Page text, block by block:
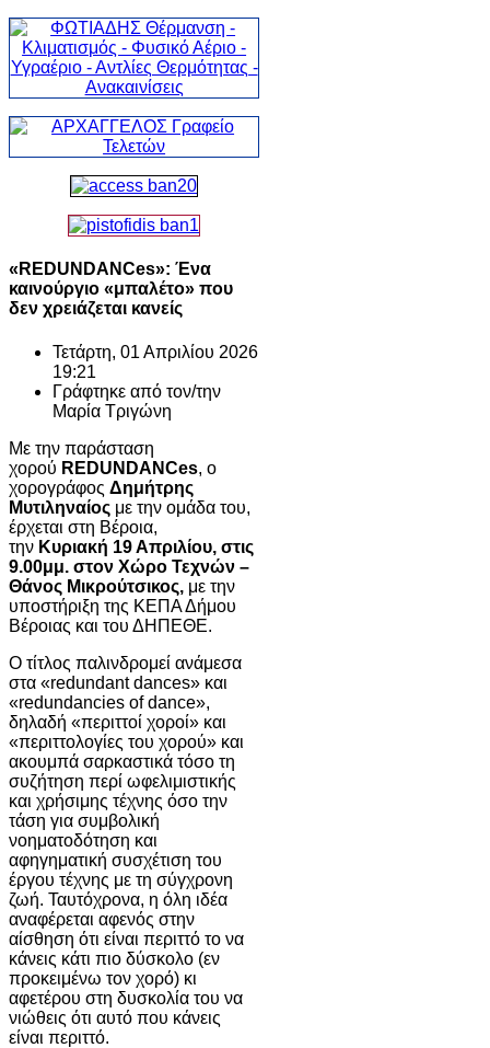
«REDUNDANCes»: Ένα
καινούργιο «μπαλέτο» που
δεν χρειάζεται κανείς
Τετάρτη, 01 Απριλίου 2026
19:21
Γράφτηκε από τον/την
Μαρία Τριγώνη
Με την παράσταση
χορού REDUNDANCes, ο
χορογράφος Δημήτρης
Μυτιληναίος με την ομάδα του,
έρχεται στη Βέροια,
την Κυριακή 19 Απριλίου, στις
9.00μμ. στον Χώρο Τεχνών –
Θάνος Μικρούτσικος, με την
υποστήριξη της ΚΕΠΑ Δήμου
Βέροιας και του ΔΗΠΕΘΕ.
Ο τίτλος παλινδρομεί ανάμεσα
στα «redundant dances» και
«redundancies of dance»,
δηλαδή «περιττοί χοροί» και
«περιττολογίες του χορού» και
ακουμπά σαρκαστικά τόσο τη
συζήτηση περί ωφελιμιστικής
και χρήσιμης τέχνης όσο την
τάση για συμβολική
νοηματοδότηση και
αφηγηματική συσχέτιση του
έργου τέχνης με τη σύγχρονη
ζωή. Ταυτόχρονα, η όλη ιδέα
αναφέρεται αφενός στην
αίσθηση ότι είναι περιττό το να
κάνεις κάτι πιο δύσκολο (εν
προκειμένω τον χορό) κι
αφετέρου στη δυσκολία του να
νιώθεις ότι αυτό που κάνεις
είναι περιττό.